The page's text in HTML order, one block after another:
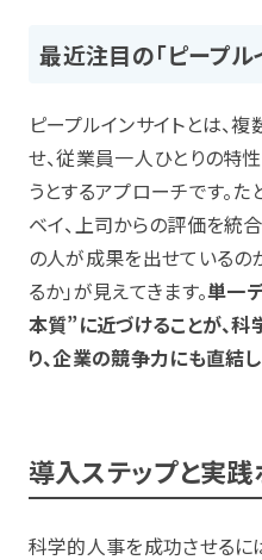
最近注目の「ピープル
ピープルインサイトとは、
せ、従業員一人ひとりの特
うとするアプローチです。
ベイ、上司からの評価を統
の人が成果を出せているの
るか」が見えてきます。単一
本質”に近づけることが、
り、企業の競争力にも直結し
導入ステップと実践
科学的人事を成功させるに